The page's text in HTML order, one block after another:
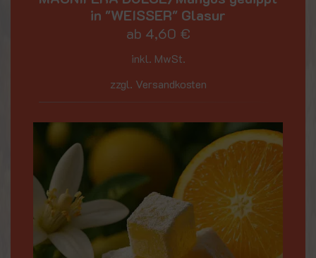
in "WEISSER" Glasur
ab 4,60 €
inkl. MwSt.
zzgl. Versandkosten